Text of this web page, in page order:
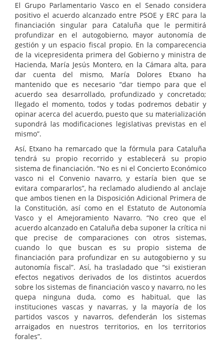
El Grupo Parlamentario Vasco en el Senado considera
positivo el acuerdo alcanzado entre PSOE y ERC para la
financiación singular para Cataluña que le permitirá
profundizar en el autogobierno, mayor autonomía de
gestión y un espacio fiscal propio. En la comparecencia
de la vicepresidenta primera del Gobierno y ministra de
Hacienda, María Jesús Montero, en la Cámara alta, para
dar cuenta del mismo, María Dolores Etxano ha
mantenido que es necesario “dar tiempo para que el
acuerdo sea desarrollado, profundizado y concretado;
llegado el momento, todos y todas podremos debatir y
opinar acerca del acuerdo, puesto que su materialización
supondrá las modificaciones legislativas previstas en el
mismo”.
Así, Etxano ha remarcado que la fórmula para Cataluña
tendrá su propio recorrido y establecerá su propio
sistema de financiación. “No es ni el Concierto Económico
vasco ni el Convenio navarro, y estaría bien que se
evitara compararlos”, ha reclamado aludiendo al anclaje
que ambos tienen en la Disposición Adicional Primera de
la Constitución, así como en el Estatuto de Autonomía
Vasco y el Amejoramiento Navarro. “No creo que el
acuerdo alcanzado en Cataluña deba suponer la crítica ni
que precise de comparaciones con otros sistemas,
cuando lo que buscan es su propio sistema de
financiación para profundizar en su autogobierno y su
autonomía fiscal”. Así, ha trasladado que “si existieran
efectos negativos derivados de los distintos acuerdos
sobre los sistemas de financiación vasco y navarro, no les
quepa ninguna duda, como es habitual, que las
instituciones vascas y navarras, y la mayoría de los
partidos vascos y navarros, defenderán los sistemas
arraigados en nuestros territorios, en los territorios
forales”.